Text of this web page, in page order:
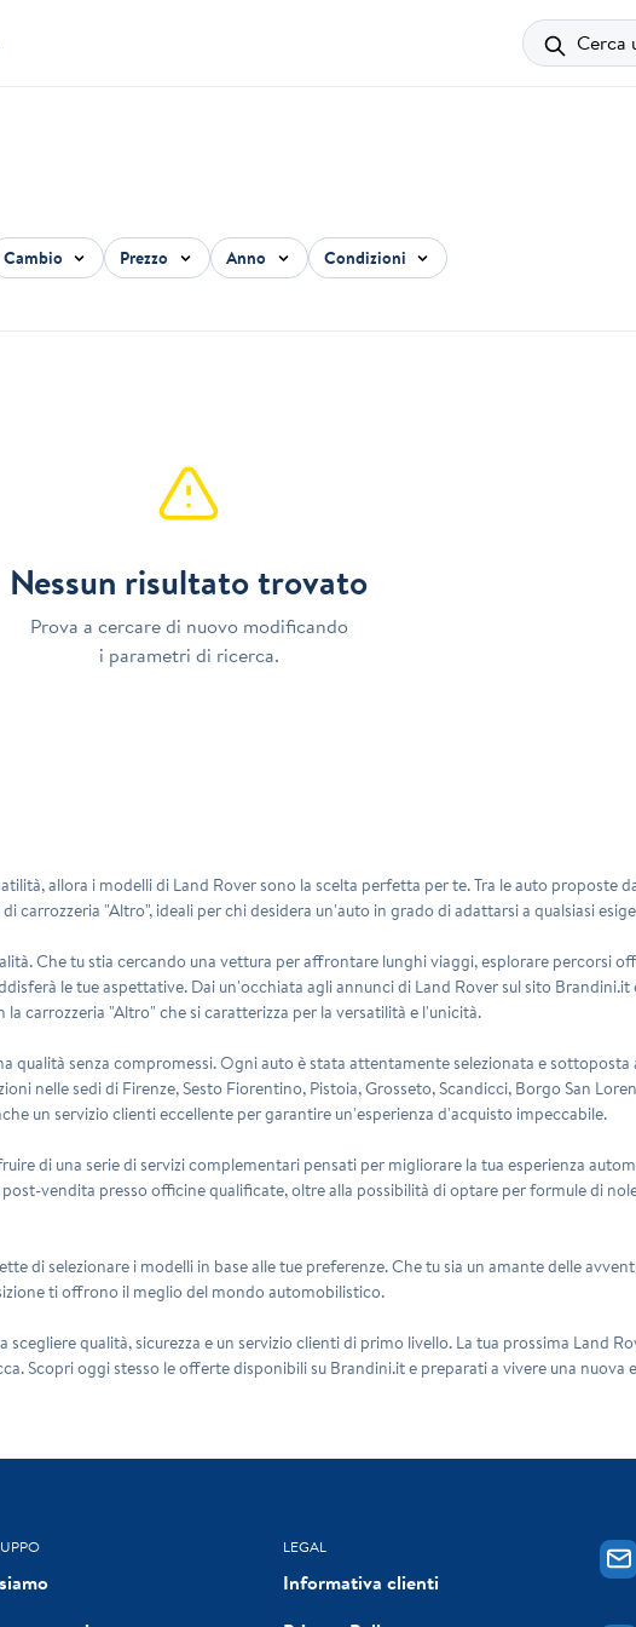
Cerca
Cambio Prezzo Anno Condizioni
Nessun risultato trovato
Prova a cercare di nuovo modificando
i parametri di ricerca.
allora i modelli di Land Roversono la scelta perfetta per te. Tra le auto proposte
"Altro", ideali per chi desidera un'auto in grado di adattarsi a qualsiasi
Che tu stia cercando una vettura per affrontare lunghi viaggi, esplorare percorsi
le tue aspettative. Dai un'occhiata agli annunci di Land Rover sul sito
carrozzeria "Altro" che si caratterizza per la versatilità e l'unicità.
qualità senza compromessi. Ogni auto è stata attentamente selezionata e
nelle sedi di Firenze, Sesto Fiorentino, Pistoia, Grosseto, Scandicci, Borgo San
un servizio clienti eccellente per garantire un'esperienza d'acquisto impeccabile.
di una serie di servizi complementari pensati per migliorare la tua esperienza
vendita presso officine qualificate, oltre alla possibilità di optare per formule di
di selezionare i modelli in base alle tue preferenze. Che tu sia un amante delle
ti offrono il meglio del mondo automobilistico.
qualità, sicurezza e un servizio clienti di primo livello. La tua prossima Land
Scopri oggi stesso le offerte disponibili su Brandini.it e preparati a vivere una nuova
LEGAL
Informativa clienti